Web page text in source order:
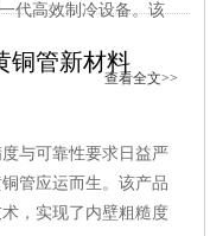
代高效制冷设备。该
查看全文>>
铜管新材料
与可靠性要求日益严
管应运而生。该产品
，实现了内壁粗糙度